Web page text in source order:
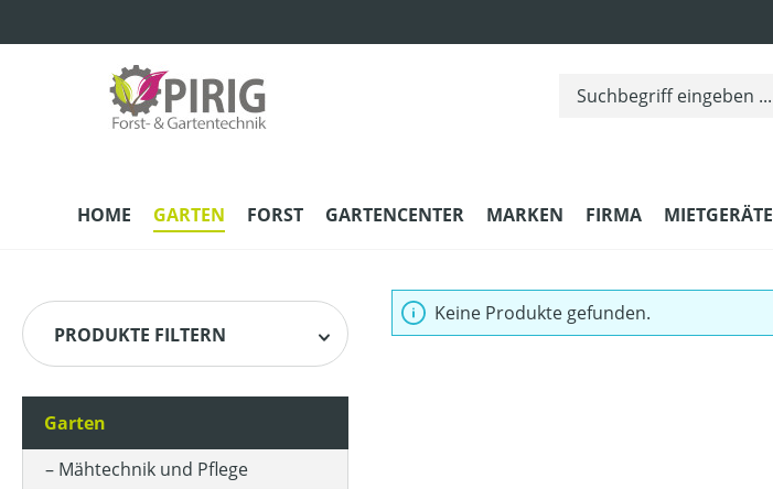
HOME GARTEN FORST GARTENCENTER MARKEN FIRMA MIETGERÄTE
PRODUKTE FILTERN
Garten
Mähtechnik und Pflege
Keine Produkte gefunden.